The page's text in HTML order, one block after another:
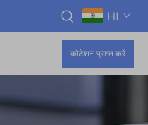
HI
कोटेशन प्राप्त करें